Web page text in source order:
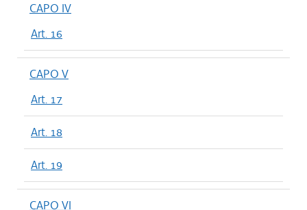
CAPO IV
Art. 16
CAPO V
Art. 17
Art. 18
Art. 19
CAPO VI